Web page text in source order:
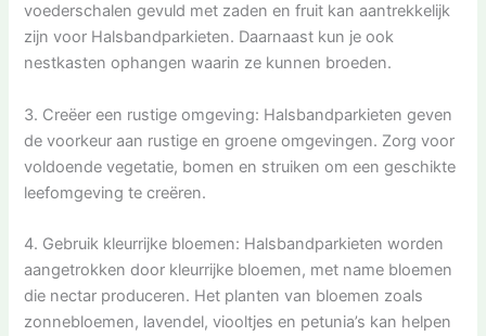
voederschalen gevuld met zaden en fruit kan aantrekkelijk
zijn voor Halsbandparkieten. Daarnaast kun je ook
nestkasten ophangen waarin ze kunnen broeden.
3. Creëer een rustige omgeving: Halsbandparkieten geven
de voorkeur aan rustige en groene omgevingen. Zorg voor
voldoende vegetatie, bomen en struiken om een geschikte
leefomgeving te creëren.
4. Gebruik kleurrijke bloemen: Halsbandparkieten worden
aangetrokken door kleurrijke bloemen, met name bloemen
die nectar produceren. Het planten van bloemen zoals
zonnebloemen, lavendel, viooltjes en petunia’s kan helpen